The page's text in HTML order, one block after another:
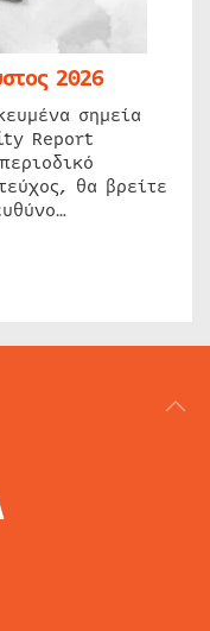
2026
σημεία
Report
θα βρείτε